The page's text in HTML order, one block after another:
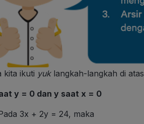
kita ikuti yuk langkah-langkah di atas
y = 0 dan y saat x = 0
3x + 2y = 24, maka